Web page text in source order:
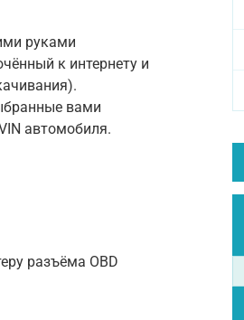
руками
к интернету и
вами
автомобиля.
разъёма OBD